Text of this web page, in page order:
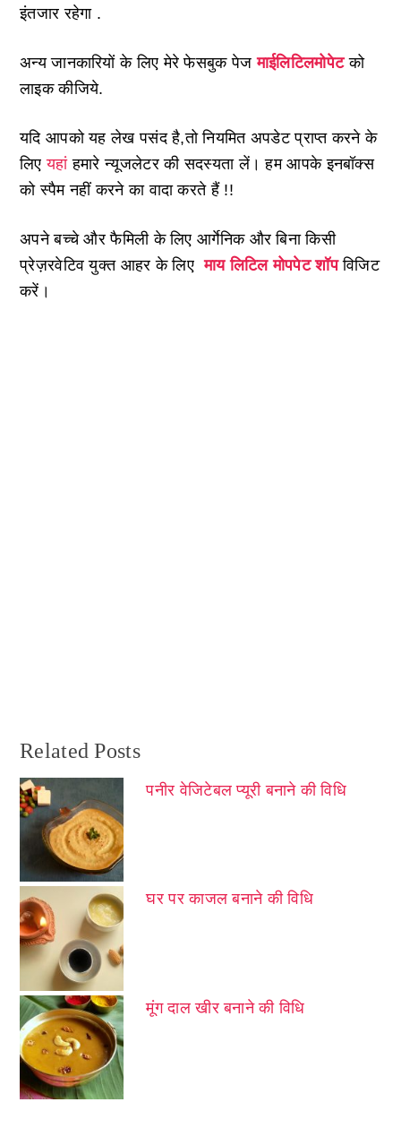
इंतजार रहेगा .
अन्य जानकारियों के लिए मेरे फेसबुक पेज माईलिटिलमोपेट को
लाइक कीजिये.
यदि आपको यह लेख पसंद है,तो नियमित अपडेट प्राप्त करने के
लिएयहांहमारे न्यूजलेटर की सदस्यता लें। हम आपके इनबॉक्स
को स्पैम नहीं करने का वादा करते हैं !!
अपने बच्चे और फैमिली के लिए आर्गेनिक और बिना किसी
प्रेज़रवेटिव युक्त आहर के लिएमाय लिटिल मोपपेट शॉपविजिट
करें।
Related Posts
पनीर वेजिटेबल प्यूरी बनाने की विधि
घर पर काजल बनाने की विधि
मूंग दाल खीर बनाने की विधि